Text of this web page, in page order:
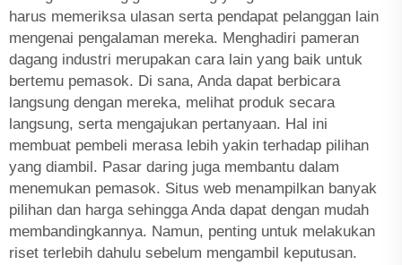
harus memeriksa ulasan serta pendapat pelanggan lain
mengenai pengalaman mereka. Menghadiri pameran
dagang industri merupakan cara lain yang baik untuk
bertemu pemasok. Di sana, Anda dapat berbicara
langsung dengan mereka, melihat produk secara
langsung, serta mengajukan pertanyaan. Hal ini
membuat pembeli merasa lebih yakin terhadap pilihan
yang diambil. Pasar daring juga membantu dalam
menemukan pemasok. Situs web menampilkan banyak
pilihan dan harga sehingga Anda dapat dengan mudah
membandingkannya. Namun, penting untuk melakukan
riset terlebih dahulu sebelum mengambil keputusan.